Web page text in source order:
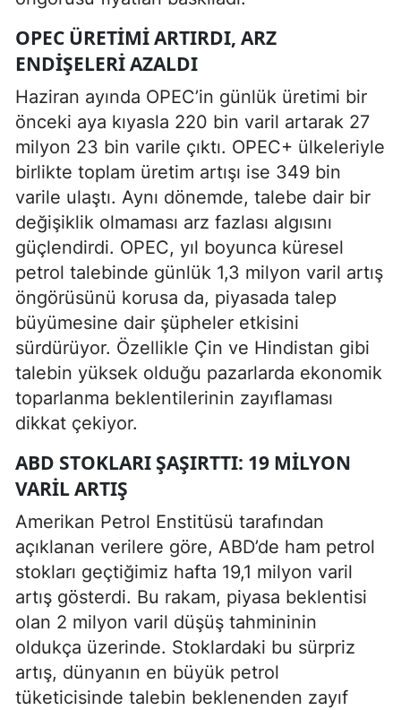
OPEC ÜRETIMI ARTIRDI, ARZ
ENDIŞELERI AZALDI
Haziran ayında OPEC’in günlük üretimi bir
önceki aya kıyasla 220 bin varil artarak 27
milyon 23 bin varile çıktı. OPEC+ ülkeleriyle
birlikte toplam üretim artışı ise 349 bin
varile ulaştı. Aynı dönemde, talebe dair bir
değişiklik olmaması arz fazlası algısını
güçlendirdi. OPEC, yıl boyunca küresel
petrol talebinde günlük 1,3 milyon varil artış
öngörüsünü korusa da, piyasada talep
büyümesine dair şüpheler etkisini
sürdürüyor. Özellikle Çin ve Hindistan gibi
talebin yüksek olduğu pazarlarda ekonomik
toparlanma beklentilerinin zayıflaması
dikkat çekiyor.
ABD STOKLARI ŞAŞIRTTI: 19 MILYON
VARIL ARTIŞ
Amerikan Petrol Enstitüsü tarafından
açıklanan verilere göre, ABD’de ham petrol
stokları geçtiğimiz hafta 19,1 milyon varil
artış gösterdi. Bu rakam, piyasa beklentisi
olan 2 milyon varil düşüş tahmininin
oldukça üzerinde. Stoklardaki bu sürpriz
artış, dünyanın en büyük petrol
tüketicisinde talebin beklenenden zayıf